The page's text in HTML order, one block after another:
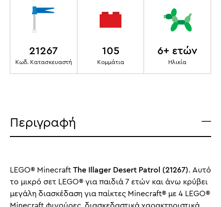
21267
Κωδ. Κατασκευαστή
105
Κομμάτια
6+ ετών
Ηλικία
Περιγραφή
LEGO® Minecraft The Illager Desert Patrol (21267). Αυτό
το μικρό σετ LEGO® για παιδιά 7 ετών και άνω κρύβει
μεγάλη διασκέδαση για παίκτες Minecraft® με 4 LEGO®
Minecraft φιγούρες, διασκεδαστικά χαρακτηριστικά